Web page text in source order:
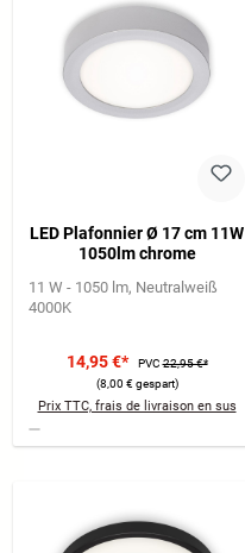
LED Plafonnier Ø 17 cm 11W
1050lm chrome
11 W - 1050 lm Neutralweiß
4000K
14,95 €* PVC22,95 €*
(8,00 € gespart)
Prix TTC, frais de livraison en sus